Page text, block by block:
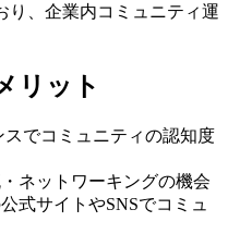
り、企業内コミュニティ運
リット
スでコミュニティの認知度
ネットワーキングの機会
式サイトやSNSでコミュ